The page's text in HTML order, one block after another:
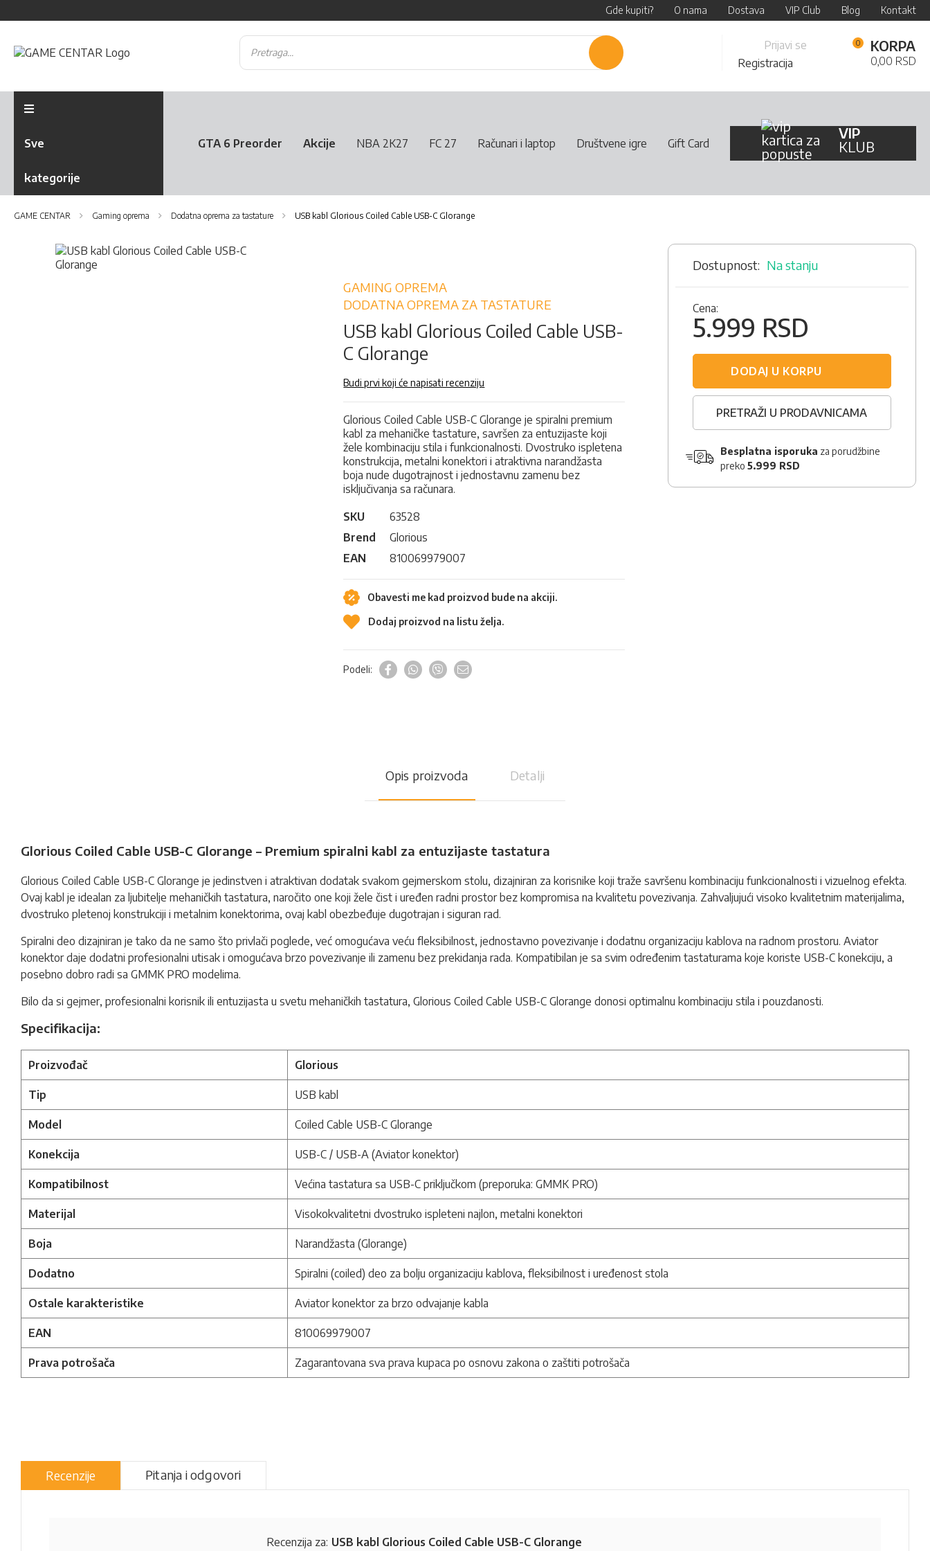
Gde kupiti? O nama Dostava VIP Club Blog Kontakt
Pretraži
Content
Prijavi se
Registracija
KORPA
0,00 RSD
Sve
kategorije
GTA 6 Preorder Akcije NBA 2K27 FC 27 Računari i laptop Društvene igre Gift Card
VIP
KLUB
GAME CENTAR Gaming oprema Dodatna oprema za tastature USB kabl Glorious Coiled Cable USB-C Glorange
Skip
to
GAMING OPREMA
DODATNA OPREMA ZA TASTATURE
USB kabl Glorious Coiled Cable USB-
C Glorange
Budi prvi koji će napisati recenziju
Glorious Coiled Cable USB-C Glorange je spiralni premium
kabl za mehaničke tastature, savršen za entuzijaste koji
žele kombinaciju stila i funkcionalnosti. Dvostruko ispletena
konstrukcija, metalni konektori i atraktivna narandžasta
boja nude dugotrajnost i jednostavnu zamenu bez
isključivanja sa računara.
SKU
63528
Brend
Glorious
EAN
810069979007
Obavesti me kad proizvod bude na akciji.
Dodaj proizvod na listu želja.
Podeli:
Na stanju
Cena:
5.999 RSD
DODAJ U KORPU
PRETRAŽI U PRODAVNICAMA
Besplatna isporuka za porudžbine
preko 5.999 RSD
Opis proizvoda Detalji
Glorious Coiled Cable USB-C Glorange – Premium spiralni kabl za entuzijaste tastatura
Glorious Coiled Cable USB-C Glorange je jedinstven i atraktivan dodatak svakom gejmerskom stolu, dizajniran za korisnike koji traže savršenu kombinaciju funkcionalnosti i vizuelnog efekta.
Ovaj kabl je idealan za ljubitelje mehaničkih tastatura, naročito one koji žele čist i uređen radni prostor bez kompromisa na kvalitetu povezivanja. Zahvaljujući visoko kvalitetnim materijalima,
dvostruko pletenoj konstrukciji i metalnim konektorima, ovaj kabl obezbeđuje dugotrajan i siguran rad.
Spiralni deo dizajniran je tako da ne samo što privlači poglede, već omogućava veću fleksibilnost, jednostavno povezivanje i dodatnu organizaciju kablova na radnom prostoru. Aviator
konektor daje dodatni profesionalni utisak i omogućava brzo povezivanje ili zamenu bez prekidanja rada. Kompatibilan je sa svim određenim tastaturama koje koriste USB-C konekciju, a
posebno dobro radi sa GMMK PRO modelima.
Bilo da si gejmer, profesionalni korisnik ili entuzijasta u svetu mehaničkih tastatura, Glorious Coiled Cable USB-C Glorange donosi optimalnu kombinaciju stila i pouzdanosti.
Specifikacija:
Proizvođač Glorious
Tip USB kabl
Model Coiled Cable USB-C Glorange
Konekcija USB-C / USB-A (Aviator konektor)
Kompatibilnost Većina tastatura sa USB-C priključkom (preporuka: GMMK PRO)
Materijal Visokokvalitetni dvostruko ispleteni najlon, metalni konektori
Boja Narandžasta (Glorange)
Dodatno Spiralni (coiled) deo za bolju organizaciju kablova, fleksibilnost i uređenost stola
Ostale karakteristike Aviator konektor za brzo odvajanje kabla
EAN 810069979007
Prava potrošača Zagarantovana sva prava kupaca po osnovu zakona o zaštiti potrošača
Recenzije Pitanja i odgovori
Recenzija za: USB kabl Glorious Coiled Cable USB-C Glorange